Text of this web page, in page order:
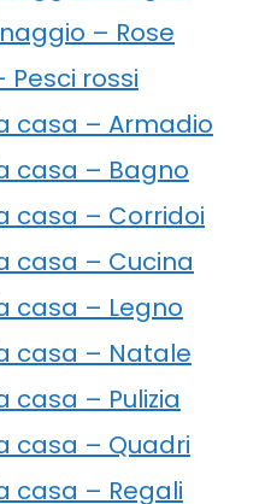
– Rose
rossi
casa – Armadio
casa – Bagno
casa – Corridoi
casa – Cucina
casa – Legno
casa – Natale
– Pulizia
casa – Quadri
casa – Regali